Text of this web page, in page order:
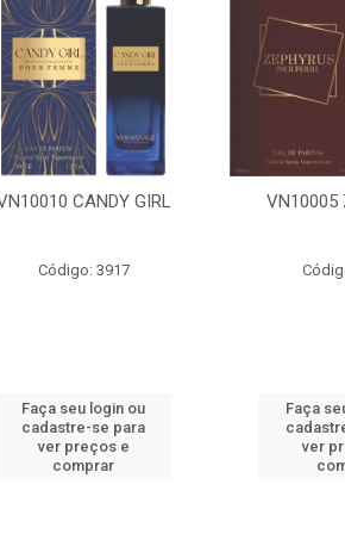
VN10005 ZEPHYRUS
Código: 3913
Faça seu login ou
cadastre-se para
ver preços e
comprar
Faça
ver